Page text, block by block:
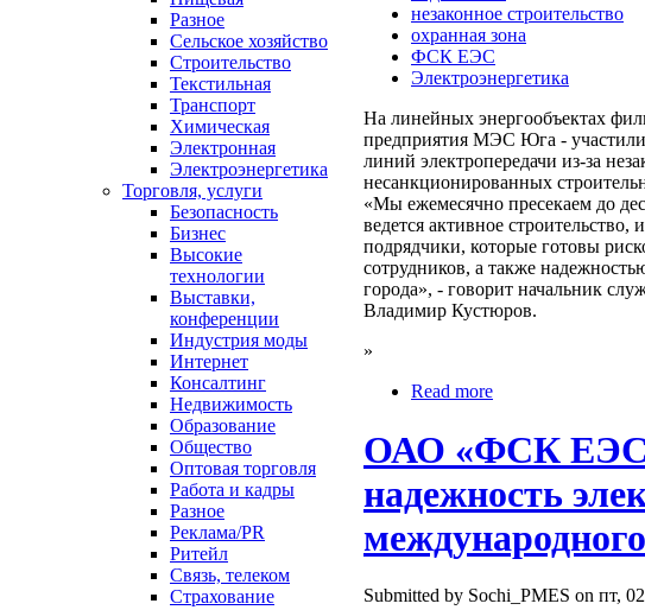
Разное
Сельское хозяйство
Строительство
Текстильная
Транспорт
Химическая
Электронная
Электроэнергетика
Торговля, услуги
Безопасность
Бизнес
Высокие
технологии
Выставки,
конференции
Индустрия моды
Интернет
Консалтинг
Недвижимость
Образование
Общество
Оптовая торговля
Работа и кадры
Разное
Реклама/PR
Ритейл
Связь, телеком
Страхование
незаконное строительство
охранная зона
ФСК ЕЭС
Электроэнергетика
На линейных энергообъектах
предприятия МЭС Юга -
линий электропередачи из-за
несанкционированных
«Мы ежемесячно пресекаем до
ведется активное
подрядчики, которые готовы
сотрудников, а также
города», - говорит начальник
Владимир Кустюров.
»
Read more
ОАО «ФСК
надежность
Submitted by Sochi_PMES on пт,